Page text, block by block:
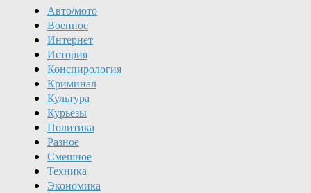
Авто/мото
Военное
Интернет
История
Конспирология
Криминал
Культура
Курьёзы
Политика
Разное
Смешное
Техника
Экономика